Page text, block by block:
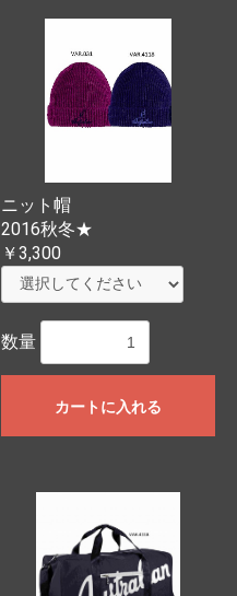
ニット帽
2016秋冬★
￥3,300
数量
カートに入れる